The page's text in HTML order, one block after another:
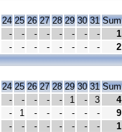
24 25 26 27 28 29 30 31 Sum
- - - - - - - - 1
- - - - - - - - 2
24 25 26 27 28 29 30 31 Sum
- - - - - 1 - 3 4
- 1 - - - - - - 9
- - - - - - - - 1